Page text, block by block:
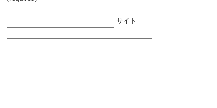
サイト